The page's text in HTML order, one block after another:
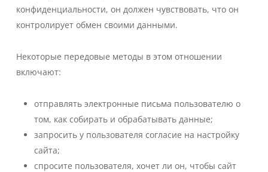
конфиденциальности, он должен чувствовать, что он
контролирует обмен своими данными.
Некоторые передовые методы в этом отношении
включают:
отправлять электронные письма пользователю о
том, как собирать и обрабатывать данные;
запросить у пользователя согласие на настройку
сайта;
спросите пользователя, хочет ли он, чтобы сайт